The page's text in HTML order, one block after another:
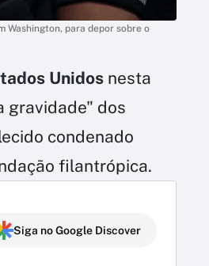
Washington, para depor sobre o
Unidos nesta
gravidade" dos
condenado
filantrópica.
Siga no Google Discover